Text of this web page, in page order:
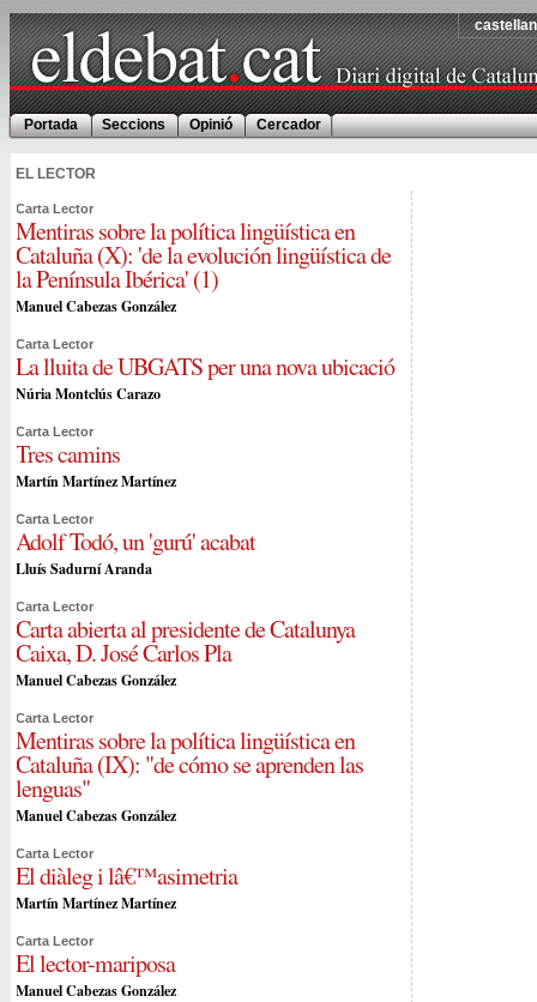
Portada Seccions Opinió Cercador
EL LECTOR
Carta Lector
Mentiras sobre la política lingüística en
Cataluña (X): 'de la evolución lingüística de
la Península Ibérica' (1)
Manuel Cabezas González
Carta Lector
La lluita de UBGATS per una nova ubicació
Núria Montclús Carazo
Carta Lector
Tres camins
Martín Martínez Martínez
Carta Lector
Adolf Todó, un 'gurú' acabat
Lluís Sadurní Aranda
Carta Lector
Carta abierta al presidente de Catalunya
Caixa, D. José Carlos Pla
Manuel Cabezas González
Carta Lector
Mentiras sobre la política lingüística en
Cataluña (IX): "de cómo se aprenden las
lenguas"
Manuel Cabezas González
Carta Lector
El diàleg i lâ€™asimetria
Martín Martínez Martínez
Carta Lector
El lector-mariposa
Manuel Cabezas González